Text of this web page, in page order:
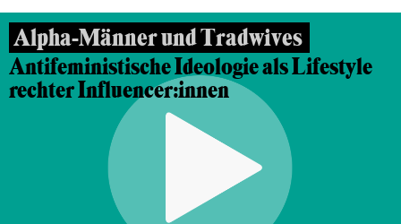
Alpha-Männer und Tradwives
Antifeministische Ideologie als Lifestyle
rechter Influencer:innen